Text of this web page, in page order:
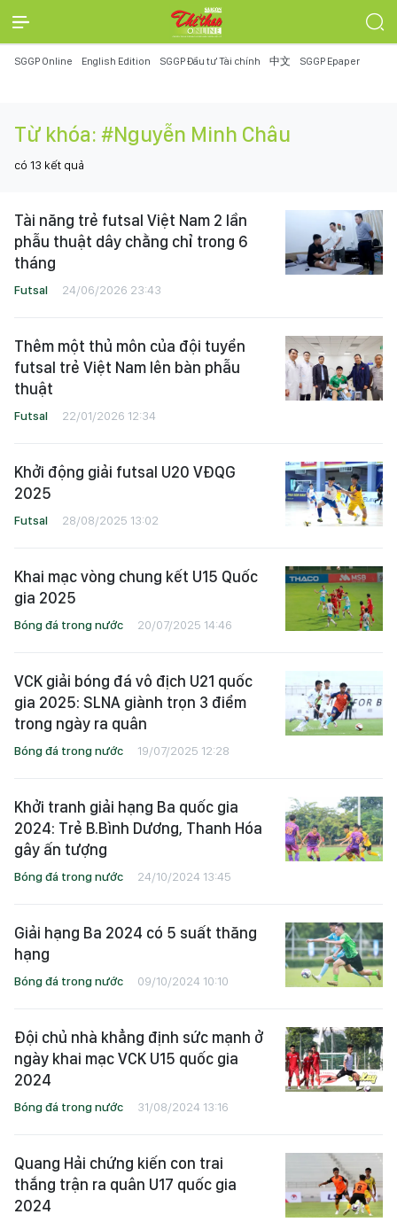
SGGP Online English Edition SGGP Đầu tư Tài chính 中文 SGGP Epaper
Từ khóa: #Nguyễn Minh Châu
có 13 kết quả
Tài năng trẻ futsal Việt Nam 2 lần
phẫu thuật dây chằng chỉ trong 6
tháng
Futsal 24/06/2026 23:43
Thêm một thủ môn của đội tuyển
futsal trẻ Việt Nam lên bàn phẫu
thuật
Futsal 22/01/2026 12:34
Khởi động giải futsal U20 VĐQG
2025
Futsal 28/08/2025 13:02
Khai mạc vòng chung kết U15 Quốc
gia 2025
Bóng đá trong nước 20/07/2025 14:46
VCK giải bóng đá vô địch U21 quốc
gia 2025: SLNA giành trọn 3 điểm
trong ngày ra quân
Bóng đá trong nước 19/07/2025 12:28
Khởi tranh giải hạng Ba quốc gia
2024: Trẻ B.Bình Dương, Thanh Hóa
gây ấn tượng
Bóng đá trong nước 24/10/2024 13:45
Giải hạng Ba 2024 có 5 suất thăng
hạng
Bóng đá trong nước 09/10/2024 10:10
Đội chủ nhà khẳng định sức mạnh ở
ngày khai mạc VCK U15 quốc gia
2024
Bóng đá trong nước 31/08/2024 13:16
Quang Hải chứng kiến con trai
thắng trận ra quân U17 quốc gia
2024